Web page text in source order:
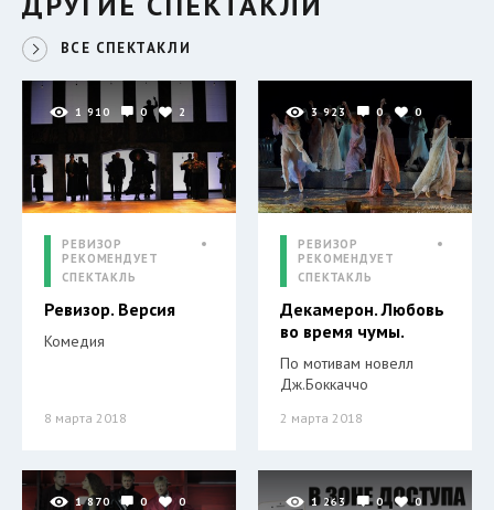
ВСЕ СПЕКТАКЛИ
1 910 0 2
РЕВИЗОР
РЕКОМЕНДУЕТ
СПЕКТАКЛЬ
Ревизор. Версия
Комедия
8 марта 2018
3 923 0 0
РЕВИЗОР
РЕКОМЕНДУЕТ
СПЕКТАКЛЬ
Декамерон. Любовь
во время чумы.
По мотивам новелл
Дж.Боккаччо
2 марта 2018
1 870 0 0 1 263 0 0